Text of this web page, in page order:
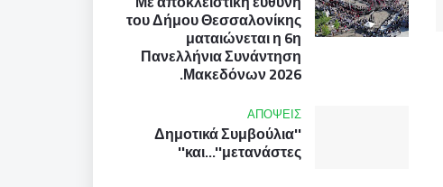
του Δήμου Θεσσαλονίκης
ματαιώνεται η 6η
Πανελλήνια Συνάντηση
Μακεδόνων 2026.
ΑΠΟΨΕΙΣ
''Δημοτικά Συμβούλια
και...''μετανάστες''